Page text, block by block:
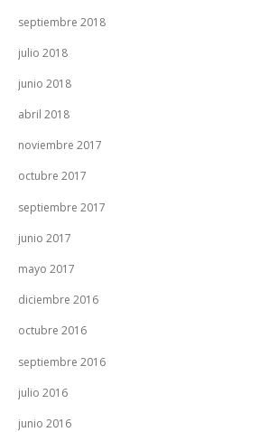
septiembre 2018
julio 2018
junio 2018
abril 2018
noviembre 2017
octubre 2017
septiembre 2017
junio 2017
mayo 2017
diciembre 2016
octubre 2016
septiembre 2016
julio 2016
junio 2016